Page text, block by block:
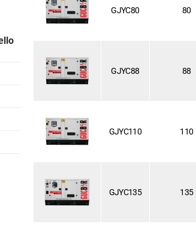
GJYC80 80
GJYC88 88
GJYC110 110
GJYC135 135